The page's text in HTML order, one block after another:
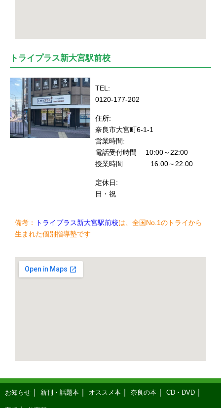
トライプラス新大宮駅前校
TEL:
0120-177-202
住所:
奈良市大宮町6-1-1
営業時間:
電話受付時間 10:00～22:00
授業時間 16:00～22:00
定休日:
日・祝
備考： トライプラス新大宮駅前校は、全国No.1のトライから
生まれた個別指導塾です
お知らせ 新刊・話題本 オススメ本 奈良の本 CD・DVD